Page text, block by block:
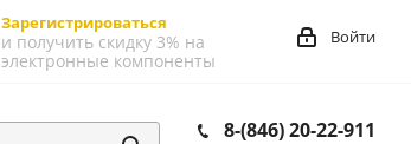
Зарегистрироваться
и получить скидку 3% на
электронные компоненты
Войти
8-(846) 20-22-911